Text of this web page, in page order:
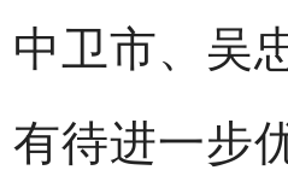
中卫市、吴
有待进一步